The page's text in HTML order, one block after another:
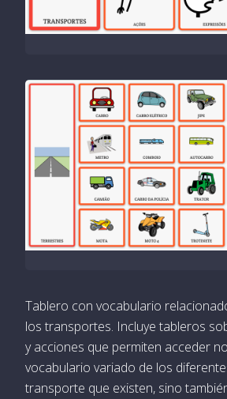
Tablero con vocabulario
los transportes. Incluye tableros
y acciones que permiten acceder
vocabulario variado de los
transporte que existen, sino